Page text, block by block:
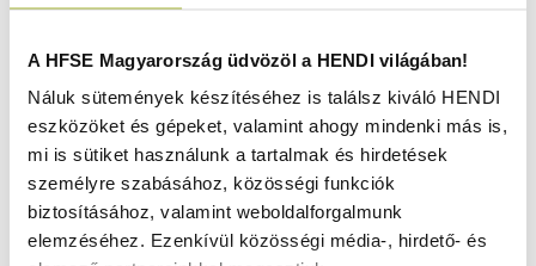
A HFSE Magyarország üdvözöl a HENDI világában!
Náluk sütemények készítéséhez is találsz kiváló HENDI
eszközöket és gépeket, valamint ahogy mindenki más is,
mi is sütiket használunk a tartalmak és hirdetések
személyre szabásához, közösségi funkciók
biztosításához, valamint weboldalforgalmunk
elemzéséhez. Ezenkívül közösségi média-, hirdető- és
404.130Ft
(318.213Ft+ ÁFA)
KOSÁRBA